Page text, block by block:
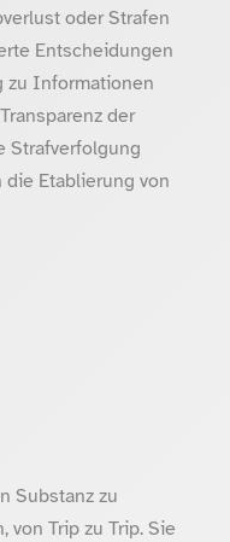
oder Strafen
Entscheidungen
zu Informationen
der
Strafverfolgung
Etablierung von
Substanz zu
von Trip zu Trip. Sie